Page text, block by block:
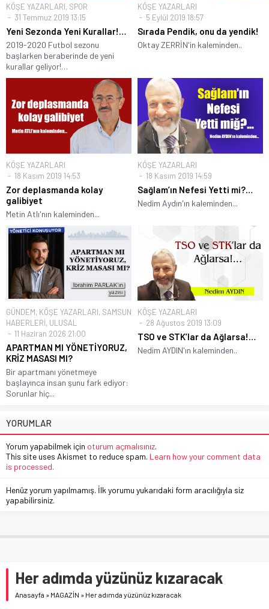
KÖŞE YAZARLARI, SPOR
31 Temmuz 2019 13:15
Yeni Sezonda Yeni Kurallar!…
2019-2020 Futbol sezonu
başlarken beraberinde de yeni
kurallar geliyor!…
KÖŞE YAZARLARI
5 Eylül 2019 18:57
Sırada Pendik, onu da yendik!
Oktay ZERRİN'in kaleminden..
KÖŞE YAZARLARI
18 Kasım 2019 14:53
Zor deplasmanda kolay
galibiyet
Metin Atlı'nın kaleminden...
KÖŞE YAZARLARI
18 Kasım 2019 14:59
Sağlam’ın Nefesi Yetti mi?…
Nedim Aydın'ın kaleminden...
GÜNDEM, KÖŞE YAZARLARI, SAMSUN
HABERLERİ, ULUSAL
11 Haziran 2026 21:00
APARTMAN MI YÖNETİYORUZ,
KRİZ MASASI MI?
Bir apartmanı yönetmeye
başlayınca insan şunu fark ediyor:
Sorunlar hiç...
KÖŞE YAZARLARI
28 Ağustos 2019 13:09
TSO ve STK’lar da Ağlarsa!…
Nedim AYDIN'ın kaleminden..
YORUMLAR
Yorum yapabilmek için oturum açmalısınız.
This site uses Akismet to reduce spam. Learn how your comment data
is processed.
Henüz yorum yapılmamış. İlk yorumu yukarıdaki form aracılığıyla siz
yapabilirsiniz.
Her adımda yüzünüz kızaracak
Anasayfa » MAGAZİN » Her adımda yüzünüz kızaracak